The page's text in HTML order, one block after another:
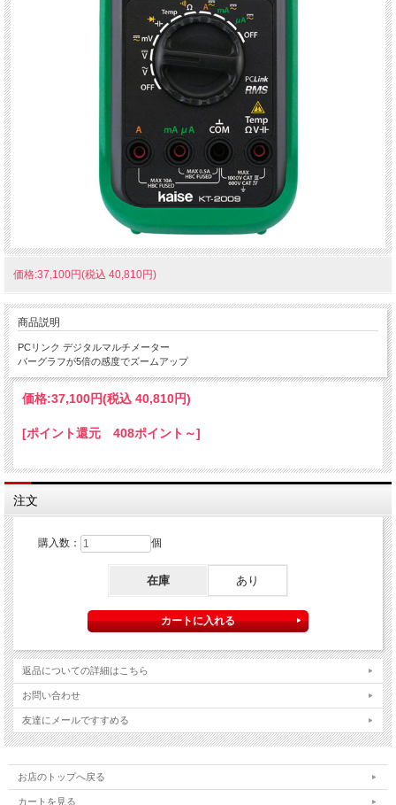
価格:37,100円(税込 40,810円)
商品説明
PCリンク デジタルマルチメーター
バーグラフが5倍の感度でズームアップ
価格:37,100円(税込 40,810円)
[ポイント還元 408ポイント～]
注文
購入数： 個
在庫 あり
返品についての詳細はこちら
お問い合わせ
友達にメールですすめる
お店のトップへ戻る
カートを見る